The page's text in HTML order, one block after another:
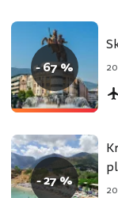
- 67 %
- 27 %